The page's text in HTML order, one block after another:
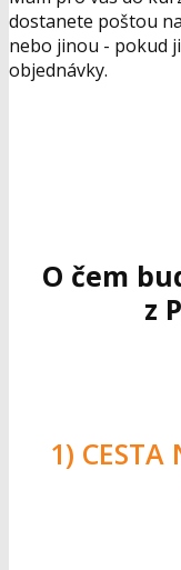
dostanete poštou
nebo jinou - pokud
objednávky.
O čem
z
1) CESTA